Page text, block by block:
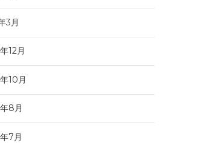
3月
12月
10月
8月
7月